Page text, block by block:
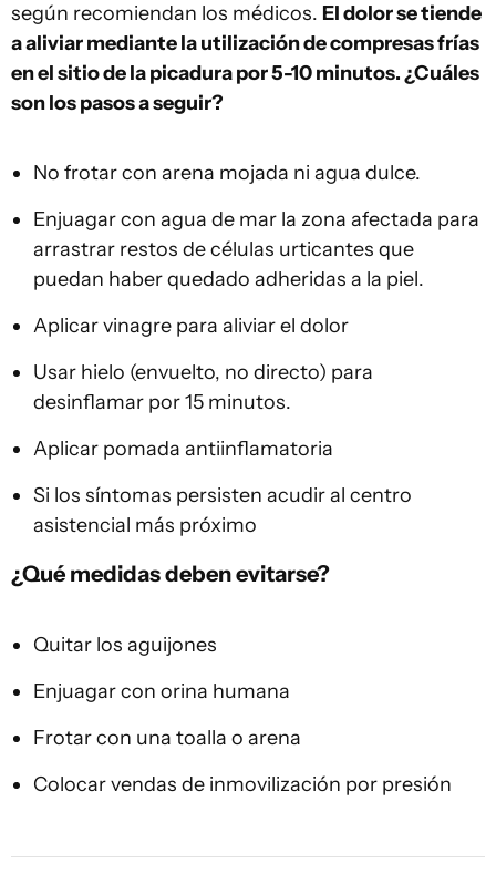
según recomiendan los médicos. El dolor se tiende
a aliviar mediante la utilización de compresas frías
en el sitio de la picadura por 5-10 minutos. ¿Cuáles
son los pasos a seguir?
No frotar con arena mojada ni agua dulce.
Enjuagar con agua de mar la zona afectada para
arrastrar restos de células urticantes que
puedan haber quedado adheridas a la piel.
Aplicar vinagre para aliviar el dolor
Usar hielo (envuelto, no directo) para
desinflamar por 15 minutos.
Aplicar pomada antiinflamatoria
Si los síntomas persisten acudir al centro
asistencial más próximo
¿Qué medidas deben evitarse?
Quitar los aguijones
Enjuagar con orina humana
Frotar con una toalla o arena
Colocar vendas de inmovilización por presión